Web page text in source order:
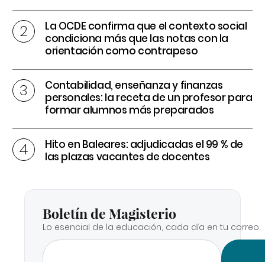
La OCDE confirma que el contexto social
condiciona más que las notas con la
orientación como contrapeso
Contabilidad, enseñanza y finanzas
personales: la receta de un profesor para
formar alumnos más preparados
Hito en Baleares: adjudicadas el 99 % de
las plazas vacantes de docentes
Boletín de Magisterio
Lo esencial de la educación, cada día en tu correo.